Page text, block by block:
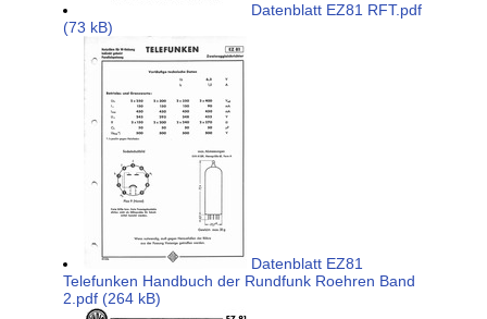
Datenblatt EZ81 RFT.pdf
(73 kB)
Datenblatt EZ81
Telefunken Handbuch der Rundfunk Roehren Band
2.pdf (264 kB)